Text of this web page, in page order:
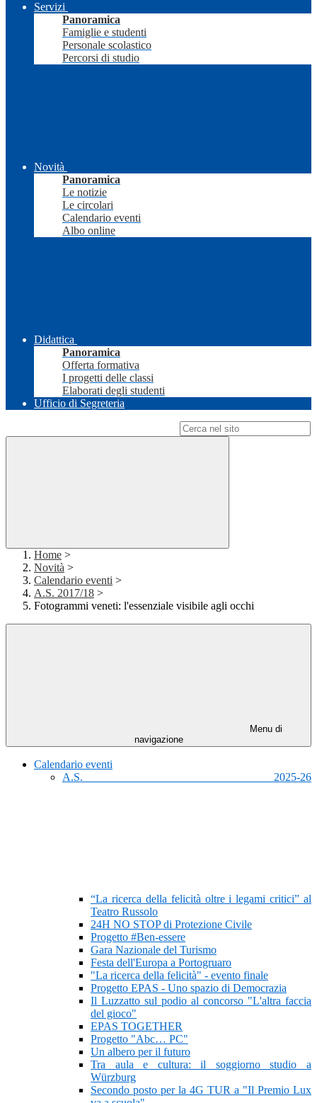
Servizi
Panoramica
Famiglie e studenti
Personale scolastico
Percorsi di studio
Novità
Panoramica
Le notizie
Le circolari
Calendario eventi
Albo online
Didattica
Panoramica
Offerta formativa
I progetti delle classi
Elaborati degli studenti
Ufficio di Segreteria
Home >
Novità >
Calendario eventi >
A.S. 2017/18 >
Fotogrammi veneti: l'essenziale visibile agli occhi
Menu di
navigazione
Calendario eventi
A.S. 2025-26
“La ricerca della felicità oltre i legami critici” al
Teatro Russolo
24H NO STOP di Protezione Civile
Progetto #Ben-essere
Gara Nazionale del Turismo
Festa dell'Europa a Portogruaro
"La ricerca della felicità" - evento finale
Progetto EPAS - Uno spazio di Democrazia
Il Luzzatto sul podio al concorso "L'altra faccia
del gioco"
EPAS TOGETHER
Progetto "Abc… PC"
Un albero per il futuro
Tra aula e cultura: il soggiorno studio a
Würzburg
Secondo posto per la 4G TUR a "Il Premio Lux